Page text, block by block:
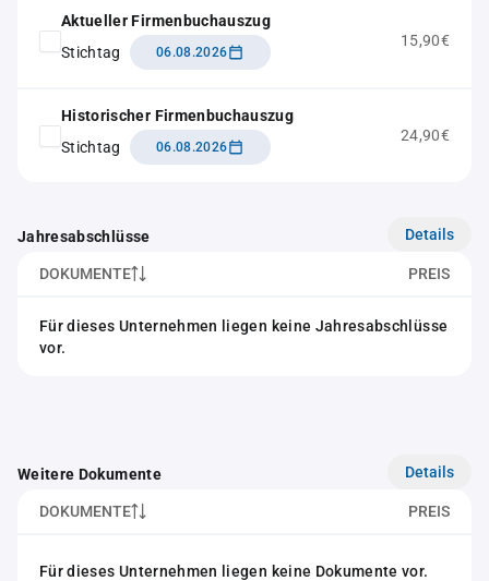
Aktueller Firmenbuchauszug
Stichtag
06.08.2026
15,90€
Historischer Firmenbuchauszug
Stichtag
06.08.2026
24,90€
Jahresabschlüsse Details
DOKUMENTE PREIS
Für dieses Unternehmen liegen keine Jahresabschlüsse
vor.
Weitere Dokumente Details
DOKUMENTE PREIS
Für dieses Unternehmen liegen keine Dokumente vor.